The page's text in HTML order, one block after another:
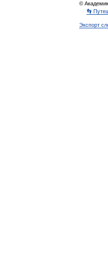
©
👣
Экспорт